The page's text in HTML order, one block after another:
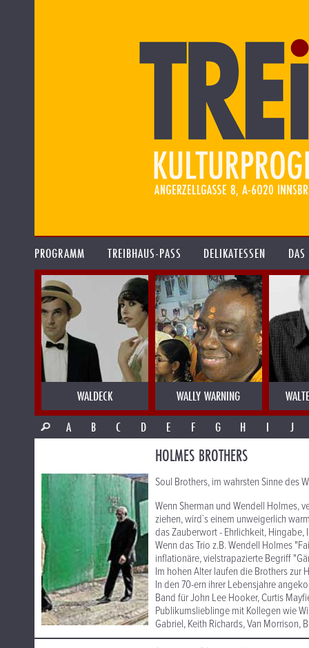
PROGRAMM TREIBHAUS-PASS DELIKATESSEN
WALDECK WALLY WARNING
A
B C D E F G H I J
HOLMES BROTHERS
Soul Brothers, im wahrsten Sinne des
Wenn Sherman und Wendell Holmes,
ziehen, wird`s einem unweigerlich
das Zauberwort - Ehrlichkeit, Hingabe,
Wenn das Trio z.B. Wendell Holmes
inflationäre, vielstrapazierte Begriff
Im hohen Alter laufen die Brothers zur
In den 70-ern ihrer Lebensjahre
Band für John Lee Hooker, Curtis
Publikumslieblinge mit Kollegen wie
Gabriel, Keith Richards, Van Morrison,